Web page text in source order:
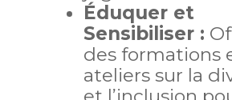
Éduquer et
Sensibiliser :
des formations
ateliers sur la